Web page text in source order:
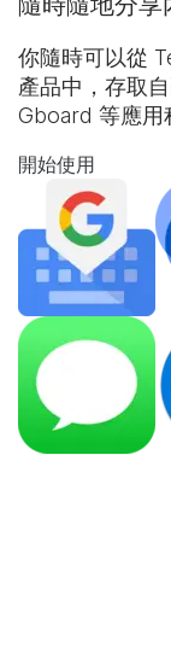
你隨時可以從
產品中，存取
Gboard 等應用
開始使用